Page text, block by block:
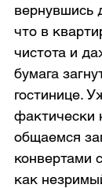
вернувшись
что в
чистота и
бумага
гостинице.
фактически
общаемся
конвертами
как